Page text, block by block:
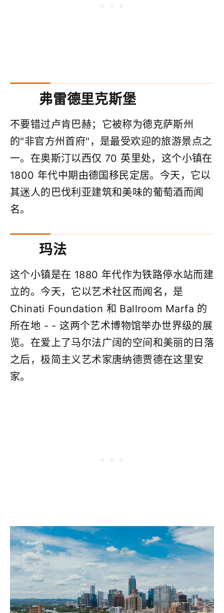
弗雷德里克斯堡
不要错过卢肯巴赫；它被称为德克萨斯州
的"非官方州首府"，是最受欢迎的旅游景点之
一。在奥斯汀以西仅 70 英里处，这个小镇在
1800 年代中期由德国移民定居。今天，它以
其迷人的巴伐利亚建筑和美味的葡萄酒而闻
名。
玛法
这个小镇是在 1880 年代作为铁路停水站而建
立的。今天，它以艺术社区而闻名，是
Chinati Foundation 和 Ballroom Marfa 的
所在地 - - 这两个艺术博物馆举办世界级的展
览。在爱上了马尔法广阔的空间和美丽的日落
之后，极简主义艺术家唐纳德贾德在这里安
家。